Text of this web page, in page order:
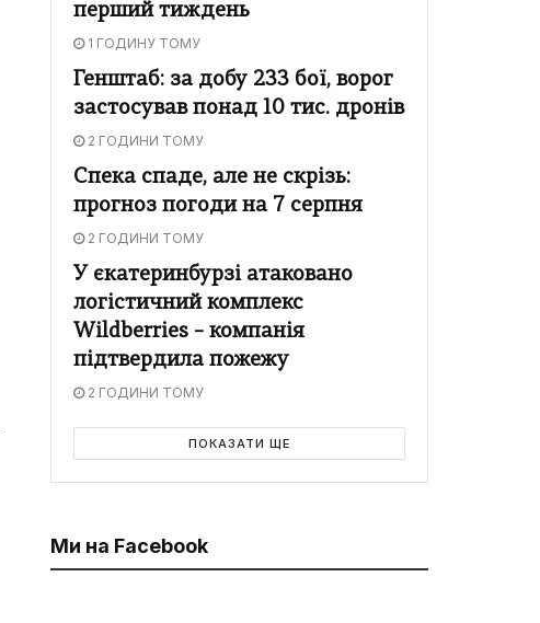
перший тиждень
1 ГОДИНУ ТОМУ
Генштаб: за добу 233 бої, ворог
застосував понад 10 тис. дронів
2 ГОДИНИ ТОМУ
Спека спаде, але не скрізь:
прогноз погоди на 7 серпня
2 ГОДИНИ ТОМУ
У єкатеринбурзі атаковано
логістичний комплекс
Wildberries – компанія
підтвердила пожежу
2 ГОДИНИ ТОМУ
ПОКАЗАТИ ЩЕ
Ми на Facebook